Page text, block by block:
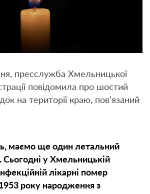
пресслужба Хмельницької
повідомила про шостий
на території краю, пов’язаний
маємо ще один летальний
Сьогодні у Хмельницькій
лікарні помер
року народження з